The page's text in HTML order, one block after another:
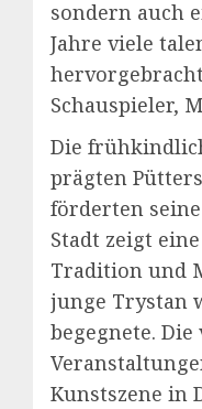
sondern auch
Jahre viele
Schauspieler,
Die
prägten
förderten
Stadt zeigt
Tradition und
junge Trystan
begegnete.
Kunstszene in